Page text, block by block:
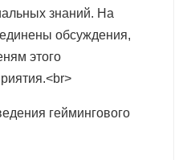
знаний. На
обсуждения,
этого
геймингового